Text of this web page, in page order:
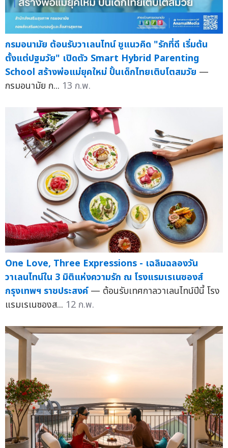
กรมอนามัย ต้อนรับวาเลนไทน์ ชูแนวคิด "รักที่ดี เริ่มต้น
ตั้งแต่ปฐมวัย" เปิดตัว Smart Hybrid Parenting
School สร้างพ่อแม่ยุคใหม่ ปั้นเด็กไทยเติบโตสมวัย —
กรมอนามัย ก... 13 ก.พ.
One Love, Three Expressions - เฉลิมฉลองวัน
วาเลนไทน์ใน 3 มิติแห่งความรัก ณ โรงแรมเรเนซองส์
กรุงเทพฯ ราชประสงค์ — ต้อนรับเทศกาลวาเลนไทน์ปีนี้ โรง
แรมเรเนซองส... 12 ก.พ.